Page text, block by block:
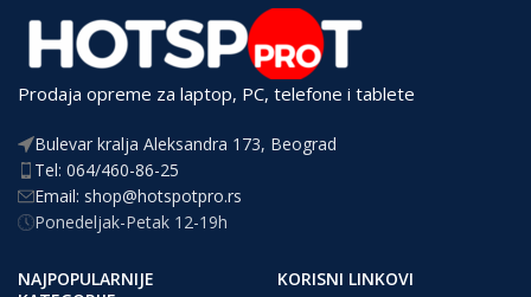
Prodaja opreme za laptop, PC, telefone i tablete
Bulevar kralja Aleksandra 173, Beograd
Tel: 064/460-86-25
Email: shop@hotspotpro.rs
Ponedeljak-Petak 12-19h
NAJPOPULARNIJE
KORISNI LINKOVI